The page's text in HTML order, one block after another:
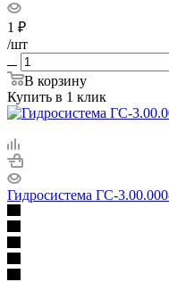
1 ₽
/шт
В корзину
Купить в 1 клик
Гидросистема ГС-